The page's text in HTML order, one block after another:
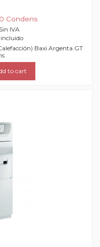
Condens
Sin IVA
incluido
Baxi Argenta GT
to cart